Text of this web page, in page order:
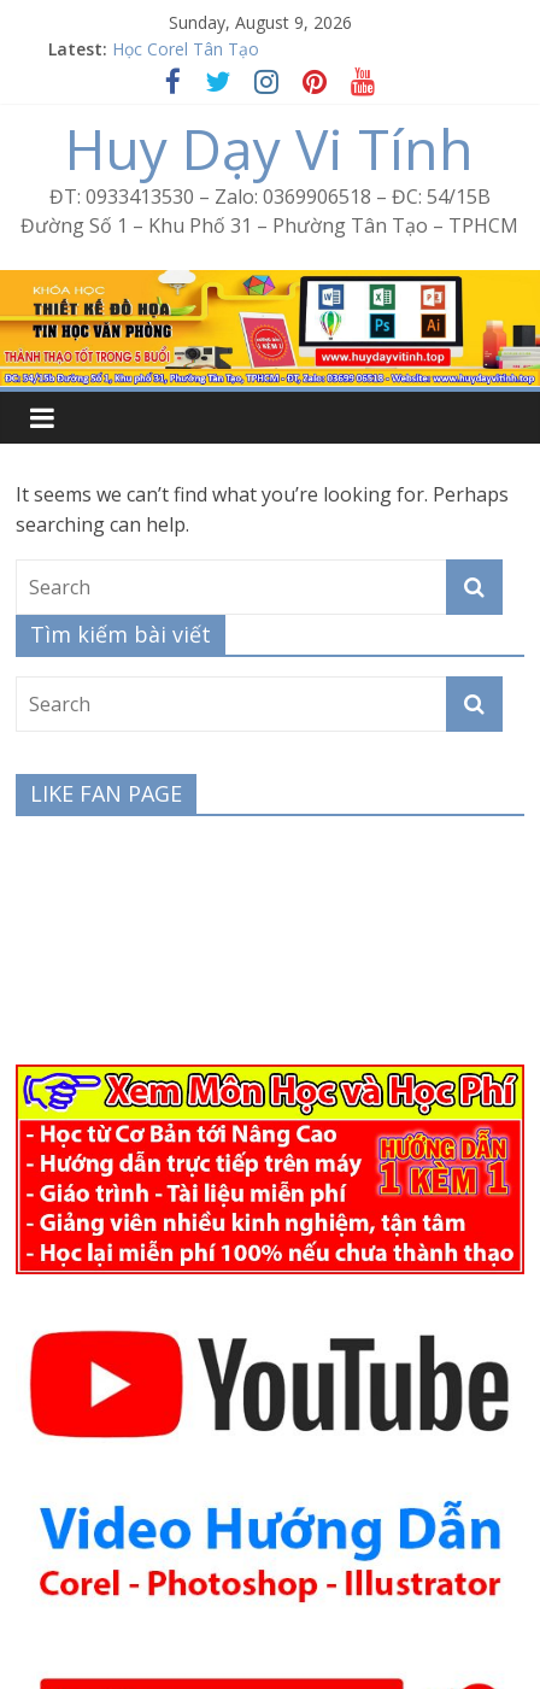
Sunday, August 9, 2026
Latest: Học Corel Tân Tạo
Cách tạo USB Boot bằng Ventoy
Khóa học Photoshop tại Tân Tạo
Excel Bình Trị Đông – Vi tính văn phòng cấp tốc
Word Bình Trị Đông – Tin học văn phòng cấp tốc
Huy Dạy Vi Tính
ĐT: 0933413530 – Zalo: 0369906518 – ĐC: 54/15B
Đường Số 1 – Khu Phố 31 – Phường Tân Tạo – TPHCM
It seems we can’t find what you’re looking for. Perhaps
searching can help.
Tìm kiếm bài viết
LIKE FAN PAGE